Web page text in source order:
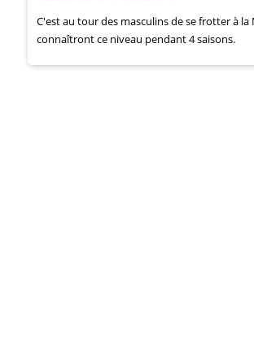
C'est au tour des masculins de se frotter à la
connaîtront ce niveau pendant 4 saisons.